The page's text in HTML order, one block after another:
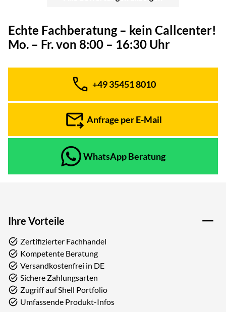
Echte Fachberatung – kein Callcenter!
Mo. – Fr. von 8:00 – 16:30 Uhr
Telefon:
+49 35451 8010
Anfrage per E-Mail
WhatsApp Beratung
Ihre Vorteile
Zertifizierter Fachhandel
Kompetente Beratung
Versandkostenfrei in DE
Sichere Zahlungsarten
Zugriff auf Shell Portfolio
Umfassende Produkt-Infos